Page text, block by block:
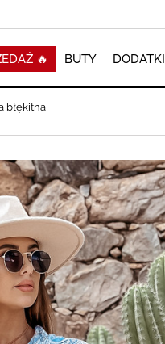
🔥 BUTY DODATKI
błękitna